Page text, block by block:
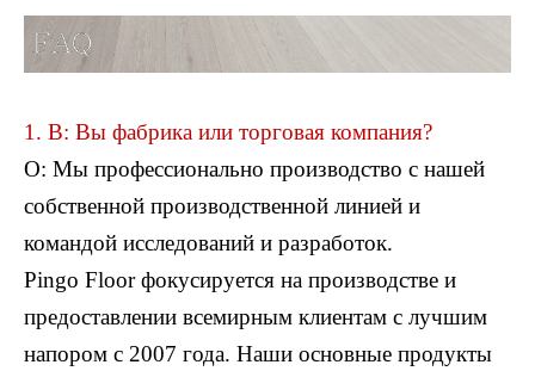
2507 ПВХ плитки L2663 LVT Полы
1. В: Вы фабрика или торговая компания?
О: Мы профессионально производство с нашей
собственной производственной линией и
командой исследований и разработок.
Pingo Floor фокусируется на производстве и
предоставлении всемирным клиентам с лучшим
напором с 2007 года. Наши основные продукты